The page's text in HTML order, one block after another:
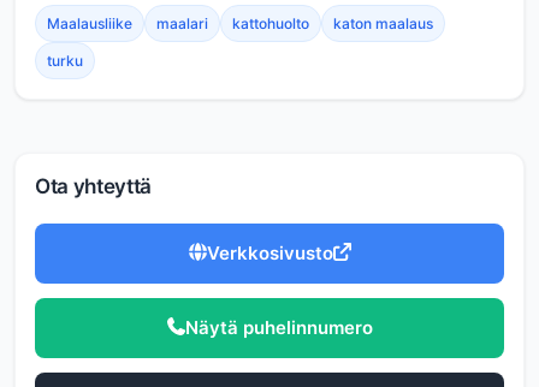
Maalausliike maalari kattohuolto katon maalaus
turku
Ota yhteyttä
Verkkosivusto
Näytä puhelinnumero